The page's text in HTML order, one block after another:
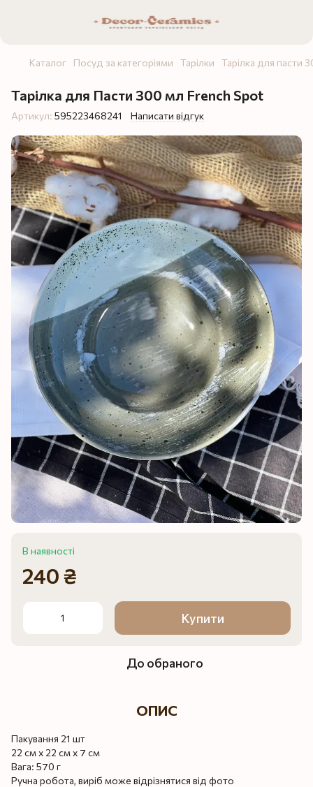
Каталог Посуд за категоріями Тарілки Тарілка для пасти
Тарілка для Пасти 300 мл French Spot
Артикул: 595223468241 Написати відгук
В наявності
240 ₴
Купити
До обраного
ОПИС
Пакування 21 шт
22 см х 22 см х 7 см
Вага: 570 г
Ручна робота, виріб може відрізнятися від фото